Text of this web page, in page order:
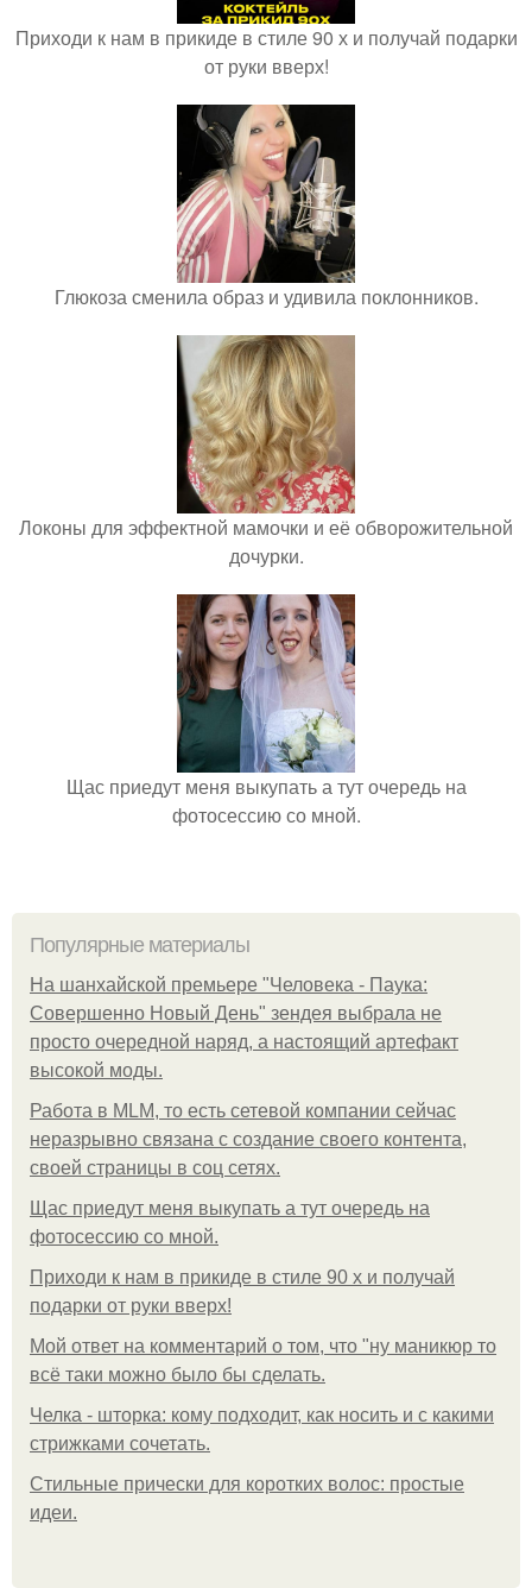
Приходи к нам в прикиде в стиле 90 х и получай подарки
от руки вверх!
Глюкоза сменила образ и удивила поклонников.
Локоны для эффектной мамочки и её обворожительной
дочурки.
Щас приедут меня выкупать а тут очередь на
фотосессию со мной.
Популярные материалы
На шанхайской премьере "Человека - Паука:
Совершенно Новый День" зендея выбрала не
просто очередной наряд, а настоящий артефакт
высокой моды.
Работа в MLM, то есть сетевой компании сейчас
неразрывно связана с создание своего контента,
своей страницы в соц сетях.
Щас приедут меня выкупать а тут очередь на
фотосессию со мной.
Приходи к нам в прикиде в стиле 90 х и получай
подарки от руки вверх!
Мой ответ на комментарий о том, что "ну маникюр то
всё таки можно было бы сделать.
Челка - шторка: кому подходит, как носить и с какими
стрижками сочетать.
Стильные прически для коротких волос: простые
идеи.